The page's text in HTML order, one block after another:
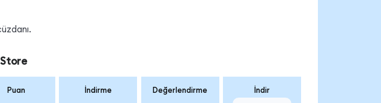
Puan İndirme Değerlendirme İndir